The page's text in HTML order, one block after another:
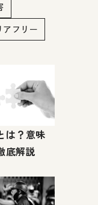
アフリー
は？意味
底解説